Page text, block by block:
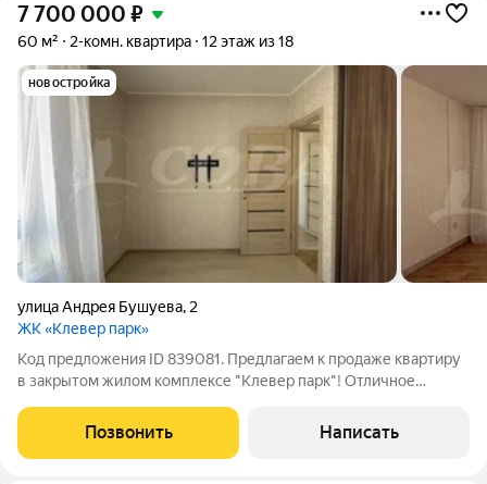
7 700 000 ₽
60 м² 2-комн. квартира 12 этаж из 18
новостройка
улица Андрея Бушуева, 2
ЖК «Клевер парк»
Код предложения ID 839081. Предлагаем к продаже квартиру
в закрытом жилом комплексе "Клевер парк"! Отличное
минутах от дома 2 корпуса гимназии №4, 3 детских сада,
поликлиника №5, новый зеленый парк
Позвонить Написать